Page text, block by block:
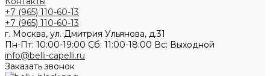
+7 (965) 110-60-13
+7 (965) 110-60-13
г. Москва, ул. Дмитрия Ульянова, д.31
Пн-Пт: 10:00-19:00 Cб: 11:00-18:00 Вс: Выходной
info@belli-capelli.ru
Заказать звонок